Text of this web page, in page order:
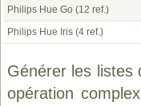
Philips Hue Go (12 ref.)
Philips Hue Iris (4 ref.)
Générer les listes
opération